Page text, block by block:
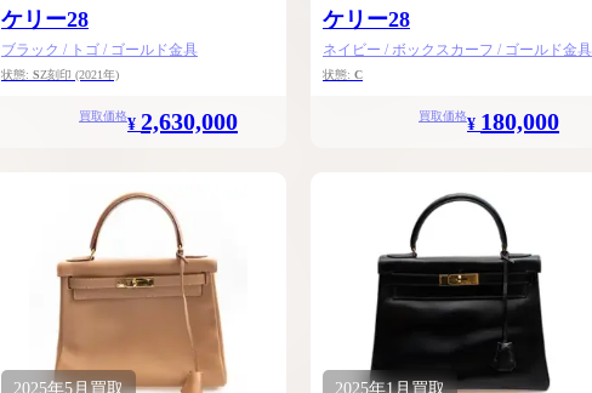
ケリー28
ブラック / トゴ / ゴールド金具
状態: SZ刻印 (2021年)
買取価格¥ 2,630,000
ケリー28
ネイビー / ボックスカーフ / ゴールド金具
状態: C
買取価格¥ 180,000
2025年5月買取 2025年1月買取